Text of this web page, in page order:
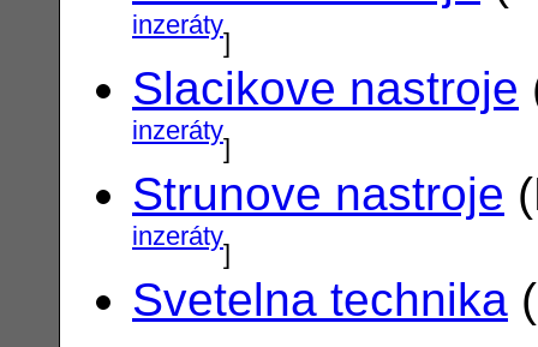
inzeráty]
Slacikove nastroje
inzeráty]
Strunove nastroje
inzeráty]
Svetelna technika